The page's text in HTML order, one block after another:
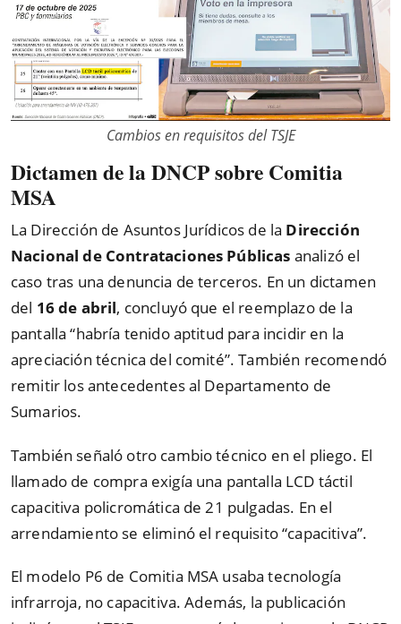
Cambios en requisitos del TSJE
Dictamen de la DNCP sobre Comitia
MSA
La Dirección de Asuntos Jurídicos de la Dirección
Nacional de Contrataciones Públicas analizó el
caso tras una denuncia de terceros. En un dictamen
del 16 de abril, concluyó que el reemplazo de la
pantalla “habría tenido aptitud para incidir en la
apreciación técnica del comité”. También recomendó
remitir los antecedentes al Departamento de
Sumarios.
También señaló otro cambio técnico en el pliego. El
llamado de compra exigía una pantalla LCD táctil
capacitiva policromática de 21 pulgadas. En el
arrendamiento se eliminó el requisito “capacitiva”.
El modelo P6 de Comitia MSA usaba tecnología
infrarroja, no capacitiva. Además, la publicación